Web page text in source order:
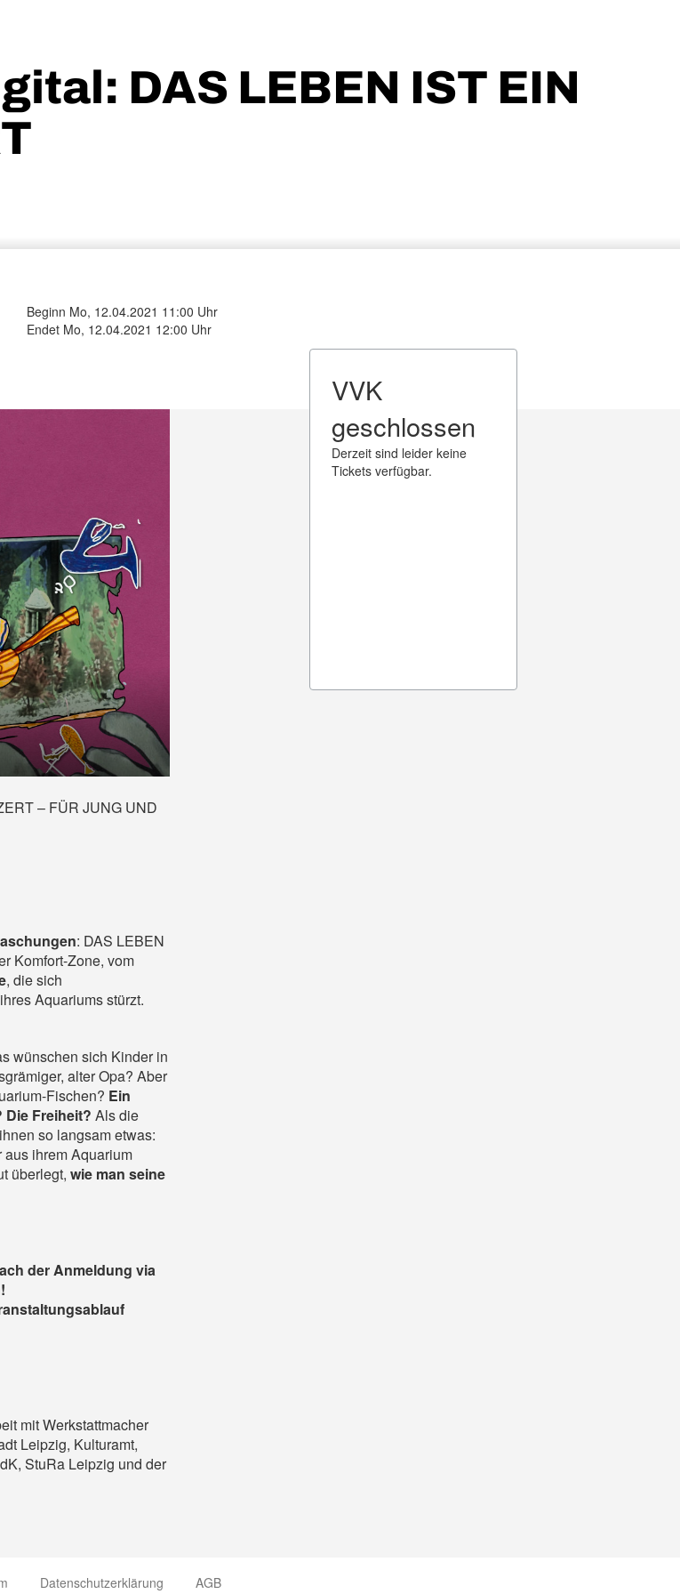
DAS LEBEN IST EIN
Beginn Mo, 12.04.2021 11:00 Uhr
Endet Mo, 12.04.2021 12:00 Uhr
VVK
geschlossen
Derzeit sind leider keine
Tickets verfügbar.
– FÜR JUNG UND
: DAS LEBEN
Komfort-Zone, vom
, die sich
Aquariums stürzt.
wünschen sich Kinder in
alter Opa? Aber
Fischen? Ein
Die Freiheit? Alsdie
ihnen so langsam etwas:
ihrem Aquarium
überlegt, wie man seine
der Anmeldung via
mit Werkstattmacher
Leipzig, Kulturamt,
StuRa Leipzig und der
Datenschutzerklärung AGB